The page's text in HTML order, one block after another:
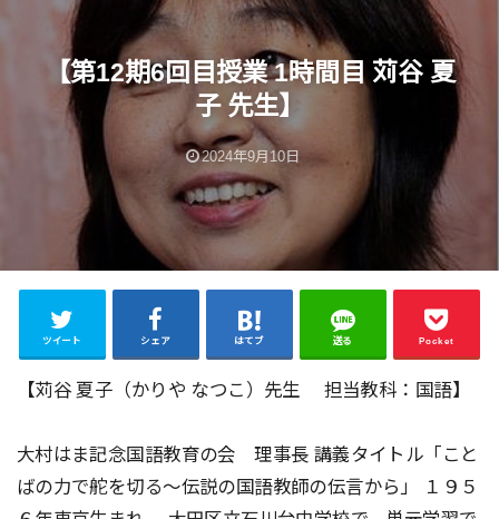
【第12期6回目授業 1時間目 苅谷 夏
子 先生】
2024年9月10日
ツイート シェア はてブ 送る Pocket
【苅谷 夏子（かりや なつこ）先生 担当教科：国語】
大村はま記念国語教育の会 理事長 講義タイトル「こと
ばの力で舵を切る～伝説の国語教師の伝言から」 １９５